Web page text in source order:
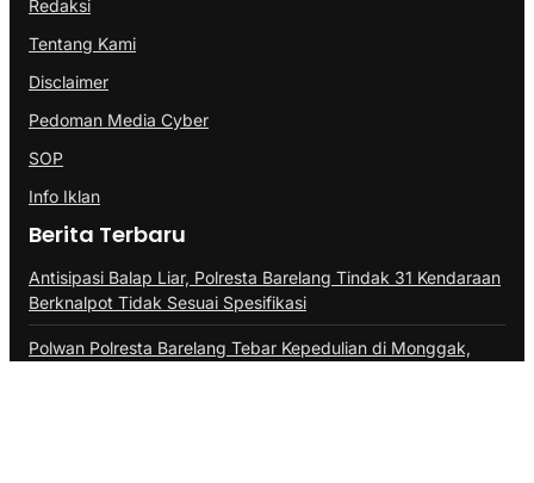
Redaksi
Tentang Kami
Disclaimer
Pedoman Media Cyber
SOP
Info Iklan
Berita Terbaru
Antisipasi Balap Liar, Polresta Barelang Tindak 31 Kendaraan
Berknalpot Tidak Sesuai Spesifikasi
Polwan Polresta Barelang Tebar Kepedulian di Monggak,